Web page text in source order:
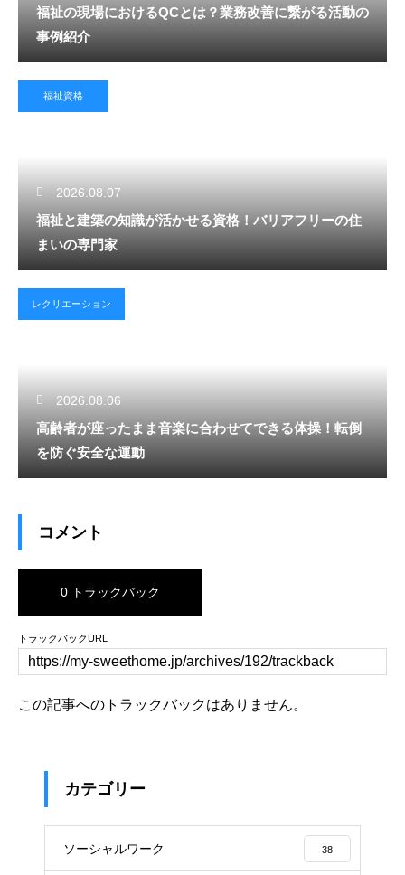
福祉の現場におけるQCとは？業務改善に繋がる活動の
事例紹介
福祉資格
2026.08.07
福祉と建築の知識が活かせる資格！バリアフリーの住
まいの専門家
レクリエーション
2026.08.06
高齢者が座ったまま音楽に合わせてできる体操！転倒
を防ぐ安全な運動
コメント
0 トラックバック
トラックバックURL
この記事へのトラックバックはありません。
カテゴリー
ソーシャルワーク 38